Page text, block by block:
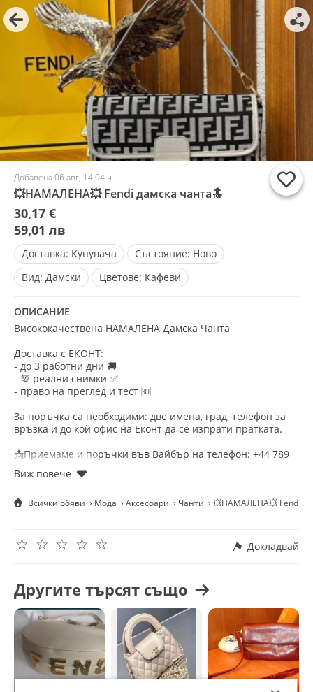
Добавена 06 авг, 14:04 ч.
💥НАМАЛЕНА💥 Fendi дамска чанта🔝
30,17 €
59,01 лв
Доставка: Купувача Състояние: Ново
Вид: Дамски Цветове: Кафеви
ОПИСАНИЕ
Висококачествена НАМАЛЕНА Дамска Чанта
Доставка с ЕКОНТ:
- до 3 работни дни 🚚
- 💯 реални снимки ✅
- право на преглед и тест 🆓
За поръчка са необходими: две имена, град, телефон за
връзка и до кой офис на Еконт да се изпрати пратката.
📩Приемаме и поръчки във Вайбър на телефон: +44 789
Всички обяви Мода Аксесоари Чанти 💥НАМАЛЕНА💥 Fendi
☆
☆
☆
☆
☆ Докладвай
Другите търсят също